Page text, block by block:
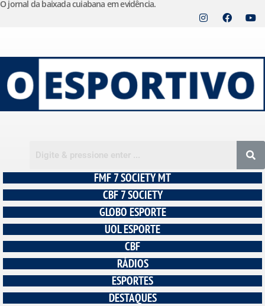
o
conteúdo
O jornal da baixada cuiabana em evidência.
FMF 7 SOCIETY MT
CBF 7 SOCIETY
GLOBO ESPORTE
UOL ESPORTE
CBF
RÁDIOS
ESPORTES
DESTAQUES